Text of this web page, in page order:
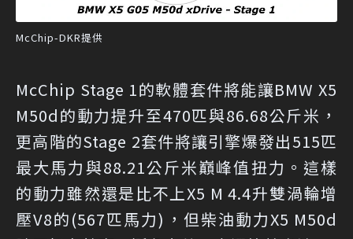
McChip-DKR提供
McChip Stage 1的軟體套件將能讓BMW X5
M50d的動力提升至470匹與86.68公斤米，
更高階的Stage 2套件將讓引擎爆發出515匹
最大馬力與88.21公斤米巔峰值扭力。這樣
的動力雖然還是比不上X5 M 4.4升雙渦輪增
壓V8的(567匹馬力)，但柴油動力X5 M50d